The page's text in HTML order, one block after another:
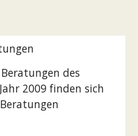
des
2009 finden sich